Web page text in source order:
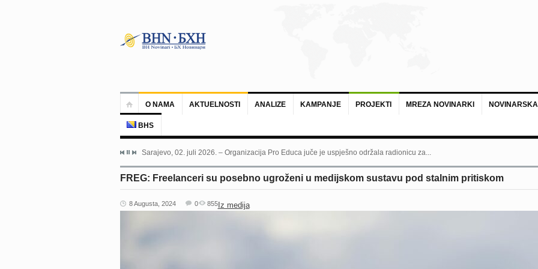
O NAMA AKTUELNOSTI ANALIZE KAMPANJE PROJEKTI MREZA NOVINARKI
BHS
Sarajevo, 02. juli 2026. – Organizacija Pro Educa juče je uspješno održala radionicu za...
FREG: Freelanceri su posebno ugroženi u medijskom sustavu pod stalnim pritiskom
8 Augusta, 2024 Iz medija
0 855